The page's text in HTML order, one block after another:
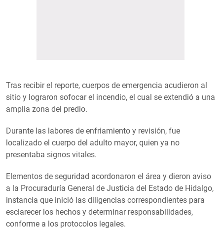
Tras recibir el reporte, cuerpos de emergencia acudieron al
sitio y lograron sofocar el incendio, el cual se extendió a una
amplia zona del predio.
Durante las labores de enfriamiento y revisión, fue
localizado el cuerpo del adulto mayor, quien ya no
presentaba signos vitales.
Elementos de seguridad acordonaron el área y dieron aviso
a la Procuraduría General de Justicia del Estado de Hidalgo,
instancia que inició las diligencias correspondientes para
esclarecer los hechos y determinar responsabilidades,
conforme a los protocolos legales.